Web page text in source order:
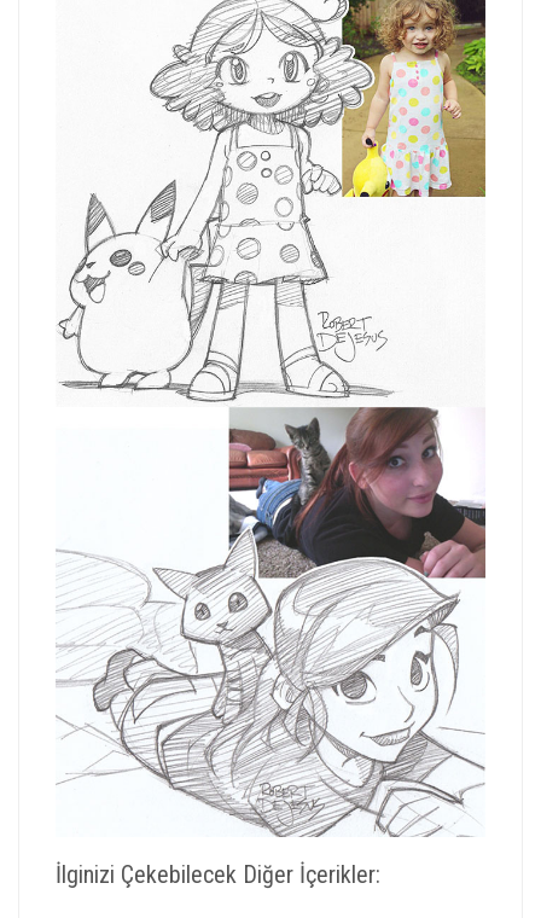
İlginizi Çekebilecek Diğer İçerikler: